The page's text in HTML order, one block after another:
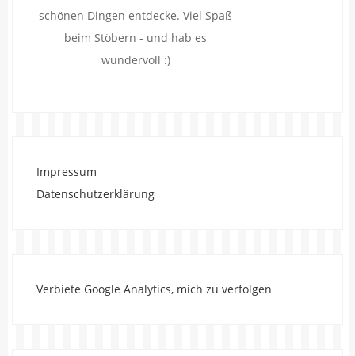
schönen Dingen entdecke. Viel Spaß
beim Stöbern - und hab es
wundervoll :)
Impressum
Datenschutzerklärung
Verbiete Google Analytics, mich zu verfolgen